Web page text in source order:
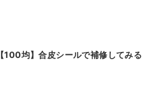
【100均】合皮シールで補修してみる